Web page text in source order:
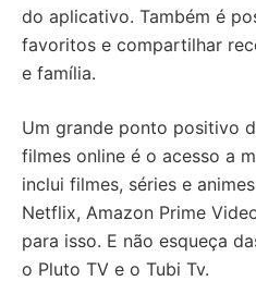
do aplicativo. Também é
favoritos e compartilhar
e família.
Um grande ponto positivo
filmes online é o acesso a
inclui filmes, séries e
Netflix, Amazon Prime
para isso. E não esqueça
o Pluto TV e o Tubi Tv.